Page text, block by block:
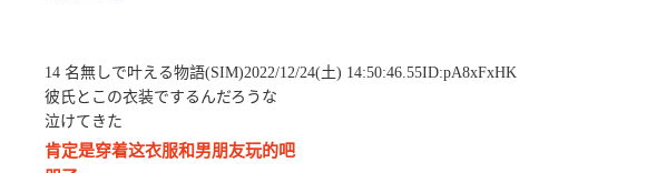
14 名無しで叶える物語(SIM)2022/12/24(土) 14:50:46.55ID:pA8xFxHK
彼氏とこの衣装でするんだろうな
泣けてきた
肯定是穿着这衣服和男朋友玩的吧